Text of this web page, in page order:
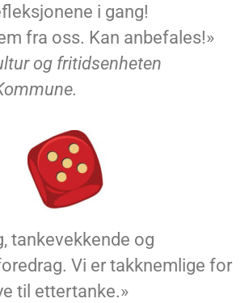
i gang!
fra oss. Kan anbefales!»
og fritidsenheten
tankevekkende og
Vi er takknemlige for
til ettertanke.»